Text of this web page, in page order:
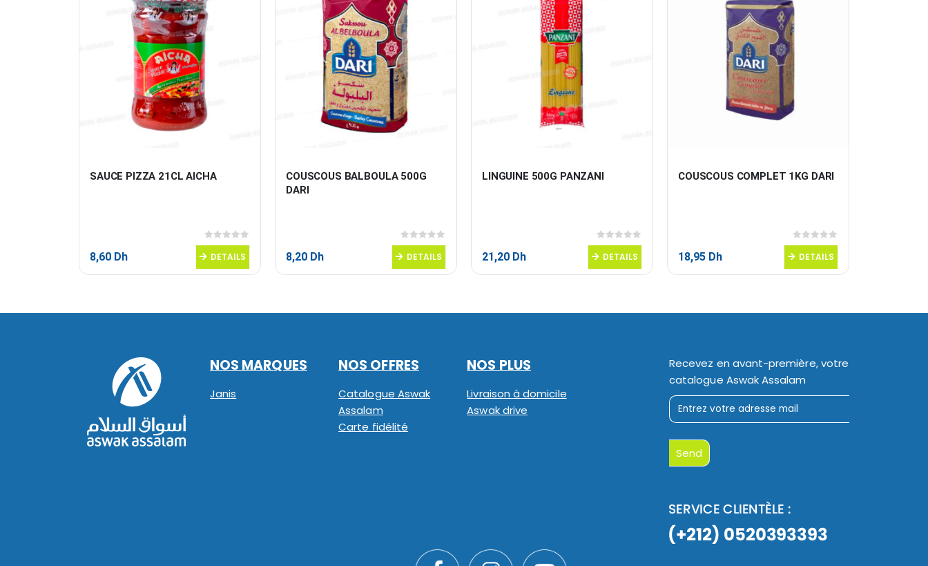
SAUCE PIZZA 21CL AICHA
0sur 5
8,60 Dh DETAILS
COUSCOUS BALBOULA 500G
DARI
0sur 5
8,20 Dh DETAILS
LINGUINE 500G PANZANI
0sur 5
21,20 Dh DETAILS
COUSCOUS COMPLET 1KG DARI
0sur 5
18,95 Dh DETAILS
NOS MARQUES
Janis
NOS OFFRES
Catalogue Aswak
Assalam
Carte fidélité
NOS PLUS
Livraison à domicile
Aswak drive
Recevez en avant-première, votre
catalogue Aswak Assalam